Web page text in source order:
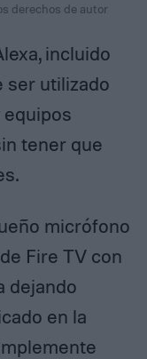
derechos de autor
incluido
ser utilizado
tener que
micrófono
Fire TV con
dejando
en la